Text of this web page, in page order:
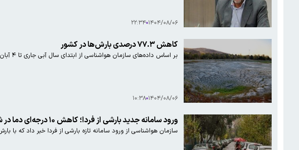
۱۴۰۴/۰۸/۰۶ ۲۲:۳۴
کاهش ۷۷.۳ درصدی بارش‌ها در کشور
بر اساس داده‌های سازمان هواشناسی از ابتدای سال آبی جاری تا ۴ آبان ۱۴۰۴ بارش‌ها در کشور و استان تهران به ترتیب ۷۷.۳ درصد و ۹۴.۶ درصد کاهش یافته است.
۱۴۰۴/۰۸/۰۶ ۱۰:۳۸
ورود سامانه جدید بارشی از فردا؛ کاهش ۱۰ درجه‌ای دما در شمال کشور
سازمان هواشناسی از ورود سامانه تازه بارشی از فردا خبر داد که